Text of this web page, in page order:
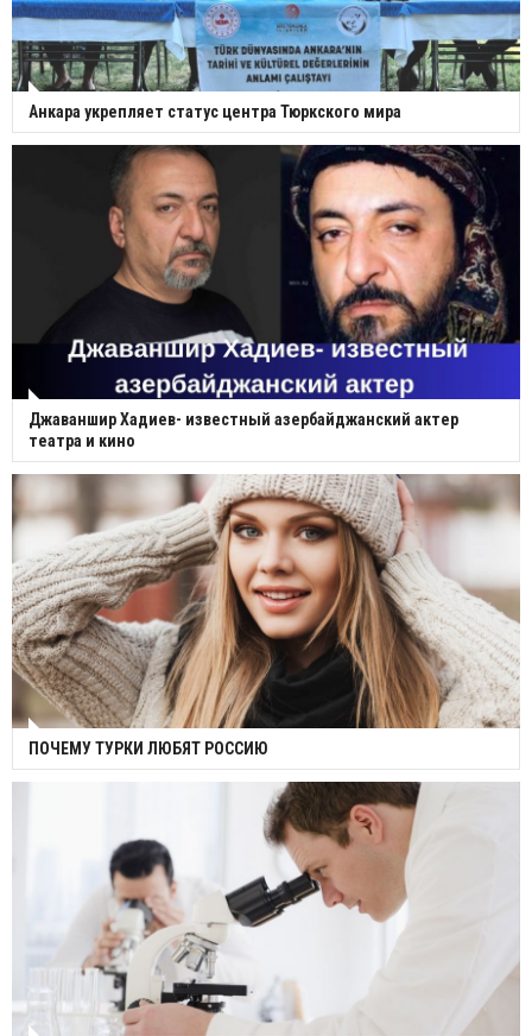
Анкара укрепляет статус центра Тюркского мира
Джаваншир Хадиев- известный азербайджанский актер
театра и кино
ПОЧЕМУ ТУРКИ ЛЮБЯТ РОССИЮ